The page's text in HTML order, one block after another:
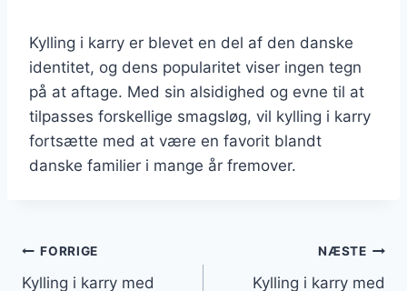
Kylling i karry er blevet en del af den danske
identitet, og dens popularitet viser ingen tegn
på at aftage. Med sin alsidighed og evne til at
tilpasses forskellige smagsløg, vil kylling i karry
fortsætte med at være en favorit blandt
danske familier i mange år fremover.
Indlægsnavigation
FORRIGE
Kylling i karry med
NÆSTE
Kylling i karry med